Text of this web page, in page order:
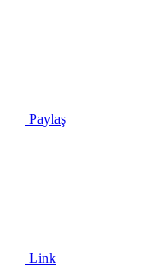
Paylaş
Link